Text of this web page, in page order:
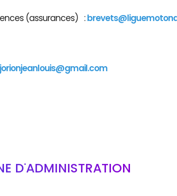
(assurances) :
jorionjeanlouis@gmail.com
D'ADMINISTRATION